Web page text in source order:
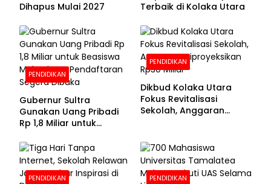
Dihapus Mulai 2027
Terbaik di Kolaka Utara
PENDIDIKAN
Gubernur Sultra
Gunakan Uang Pribadi
Rp 1,8 Miliar untuk
Pendaftaran Segera
Dibuka
PENDIDIKAN
Dikbud Kolaka Utara
Fokus Revitalisasi
Sekolah, Anggaran
PENDIDIKAN PENDIDIKAN